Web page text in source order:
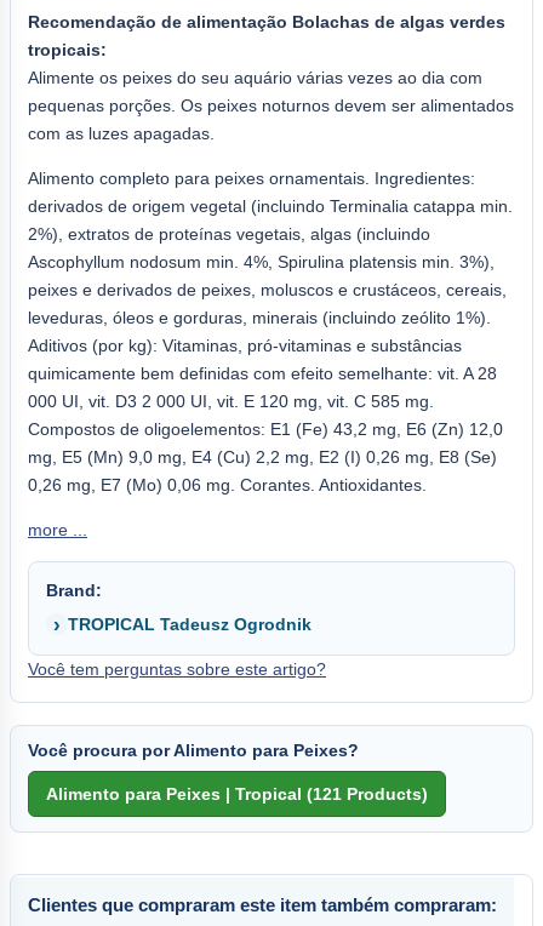
Recomendação de alimentação Bolachas de algas verdes
tropicais:
Alimente os peixes do seu aquário várias vezes ao dia com
pequenas porções. Os peixes noturnos devem ser alimentados
com as luzes apagadas.
Alimento completo para peixes ornamentais. Ingredientes:
derivados de origem vegetal (incluindo Terminalia catappa min.
2%), extratos de proteínas vegetais, algas (incluindo
Ascophyllum nodosum min. 4%, Spirulina platensis min. 3%),
peixes e derivados de peixes, moluscos e crustáceos, cereais,
leveduras, óleos e gorduras, minerais (incluindo zeólito 1%).
Aditivos (por kg): Vitaminas, pró-vitaminas e substâncias
quimicamente bem definidas com efeito semelhante: vit. A 28
000 UI, vit. D3 2 000 UI, vit. E 120 mg, vit. C 585 mg.
Compostos de oligoelementos: E1 (Fe) 43,2 mg, E6 (Zn) 12,0
mg, E5 (Mn) 9,0 mg, E4 (Cu) 2,2 mg, E2 (I) 0,26 mg, E8 (Se)
0,26 mg, E7 (Mo) 0,06 mg. Corantes. Antioxidantes.
more ...
Brand:
TROPICAL Tadeusz Ogrodnik
Você tem perguntas sobre este artigo?
Você procura por Alimento para Peixes?
Clientes que compraram este item também compraram: